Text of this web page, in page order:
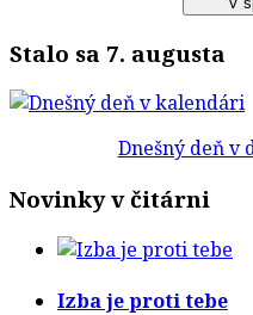
Stalo sa 7. augusta
Dnešný deň
Novinky v čitárni
Izba je proti tebe